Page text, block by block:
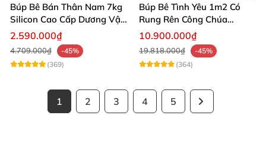
Búp Bê Bán Thân Nam 7kg
Silicon Cao Cấp Dương Vật
Giả Chân Thật Thiết Kế Cơ
Bắp Quyến Rũ
2.590.000₫
4.709.000₫
-45%
(369)
Búp Bê Tình Yêu 1m2 Có
Rung Rên Công Chúa
Anime Xinh Đẹp
10.900.000₫
19.818.000₫
-45%
(364)
1 2 3 4 5